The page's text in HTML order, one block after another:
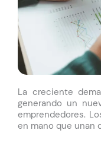
La creciente
generando un
emprendedores.
en mano que unan